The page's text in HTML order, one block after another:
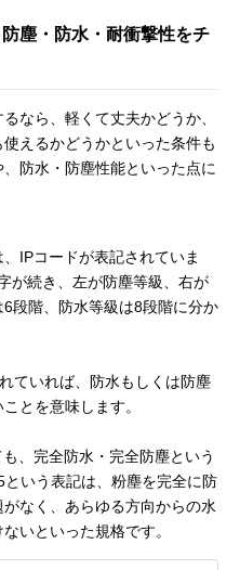
塵・防水・耐衝撃性をチ
なら、軽くて丈夫かどうか、
えるかどうかといった条件も
防水・防塵性能といった点に
IPコードが表記されていま
が続き、左が防塵等級、右が
段階、防水等級は8段階に分か
ていれば、防水もしくは防塵
とを意味します。
、完全防水・完全防塵という
いう表記は、粉塵を完全に防
なく、あらゆる方向からの水
いといった規格です。